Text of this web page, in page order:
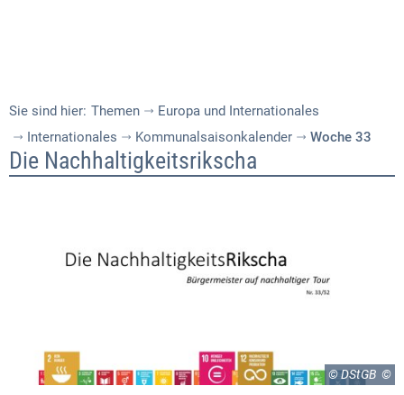
Sie sind hier: Themen
Europa und Internationales
Internationales
Kommunalsaisonkalender Woche 33
Woche
Die Nachhaltigkeitsrikscha
© DStGB